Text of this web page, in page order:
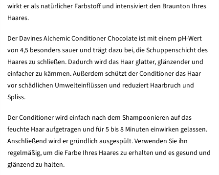
wirkt er als natürlicher Farbstoff und intensiviert den Braunton Ihres
Haares.
Der Davines Alchemic Conditioner Chocolate ist mit einem pH-Wert
von 4,5 besonders sauer und trägt dazu bei, die Schuppenschicht des
Haares zu schließen. Dadurch wird das Haar glatter, glänzender und
einfacher zu kämmen. Außerdem schützt der Conditioner das Haar
vor schädlichen Umwelteinflüssen und reduziert Haarbruch und
Spliss.
Der Conditioner wird einfach nach dem Shampoonieren auf das
feuchte Haar aufgetragen und für 5 bis 8 Minuten einwirken gelassen.
Anschließend wird er gründlich ausgespült. Verwenden Sie ihn
regelmäßig, um die Farbe Ihres Haares zu erhalten und es gesund und
glänzend zu halten.